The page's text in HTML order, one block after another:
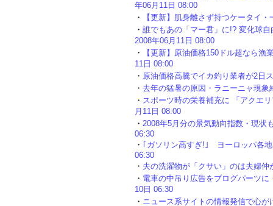
年06月11日 08:00
・
【更新】肌身離さず持つケータイ
・ 誰でもあの「マー君」に!? 変化球
2008年06月11日 08:00
・
【更新】原油価格150ドル超なら
11日 08:00
・ 原油価格高騰でイカ釣り業者が2日
・ 去年の猛暑の原因・ラニーニャ現
・ スポーツ時の栄養補充に 「アクエ
月11日 08:00
・ 2008年5月分の景気動向指数・現状
06:30
・ ｢ガソリン高すぎ!｣ ヨーロッパ各
06:30
・ 夫の洗濯物が「クサい」のは夫婦
・ 電車の中吊り広告をブログパーツ
10日 06:30
・ ニュース系サイトの情報発信で心